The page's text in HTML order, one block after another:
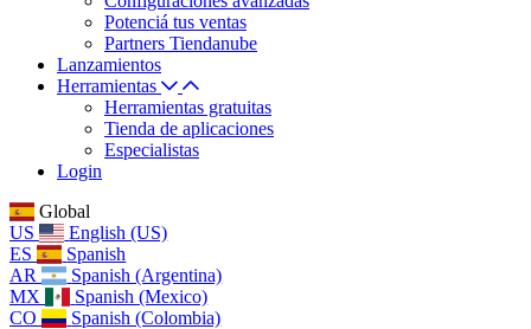
Potenciá tus ventas
Partners Tiendanube
Lanzamientos
Herramientas
Herramientas gratuitas
Tienda de aplicaciones
Especialistas
Login
Global
US
English (US)
ES
Spanish
AR
Spanish (Argentina)
MX
Spanish (Mexico)
CO
Spanish (Colombia)